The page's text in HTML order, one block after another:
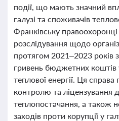
події, що мають значний
галузі та споживачів
Франківську
розслідування щодо
протягом 2021–2023 років
гривень бюджетних коштів
теплової енергії. Ця
контролю та ліцензування
теплопостачання, а також
заходів проти корупції у